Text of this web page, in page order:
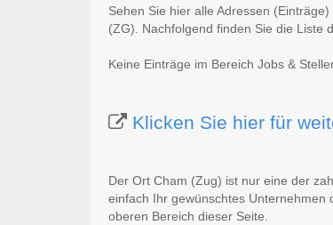
Sehen Sie hier alle Adressen
(ZG). Nachfolgend finden Sie die Liste
Keine Einträge im Bereich Jobs &
Klicken Sie hier für
Der Ort Cham (Zug) ist nur eine der
einfach Ihr gewünschtes Unternehmen
oberen Bereich dieser Seite.